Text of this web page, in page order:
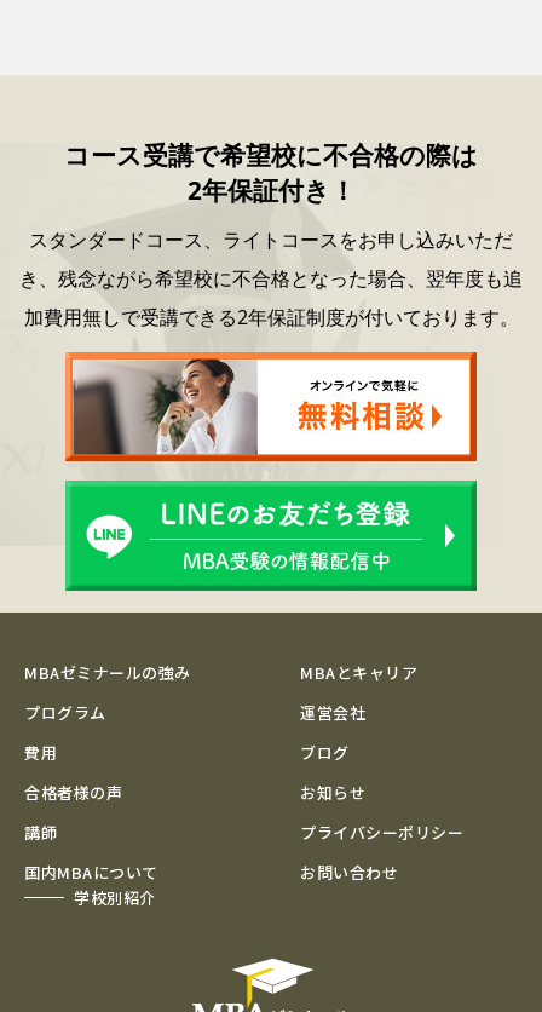
コース受講で希望校に不合格の際は
2年保証付き！
スタンダードコース、ライトコースをお申し込みいただ
き、 残念ながら希望校に不合格となった場合、 翌年度も追
加費用無しで受講できる2年保証制度が付いております。
MBAゼミナールの強み
プログラム
費用
合格者様の声
講師
国内MBAについて
学校別紹介
MBAとキャリア
運営会社
ブログ
お知らせ
プライバシーポリシー
お問い合わせ